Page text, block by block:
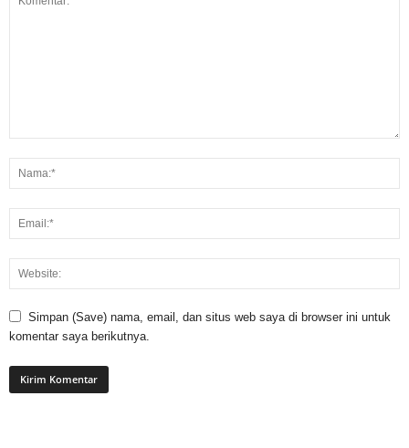
Simpan (Save) nama, email, dan situs web saya di browser ini untuk
komentar saya berikutnya.